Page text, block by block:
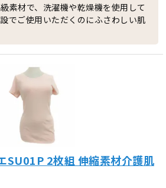
素材で、洗濯機や乾燥機を使用して
でご使用いただくのにふさわしい肌
SU01P 2枚組 伸縮素材介護肌